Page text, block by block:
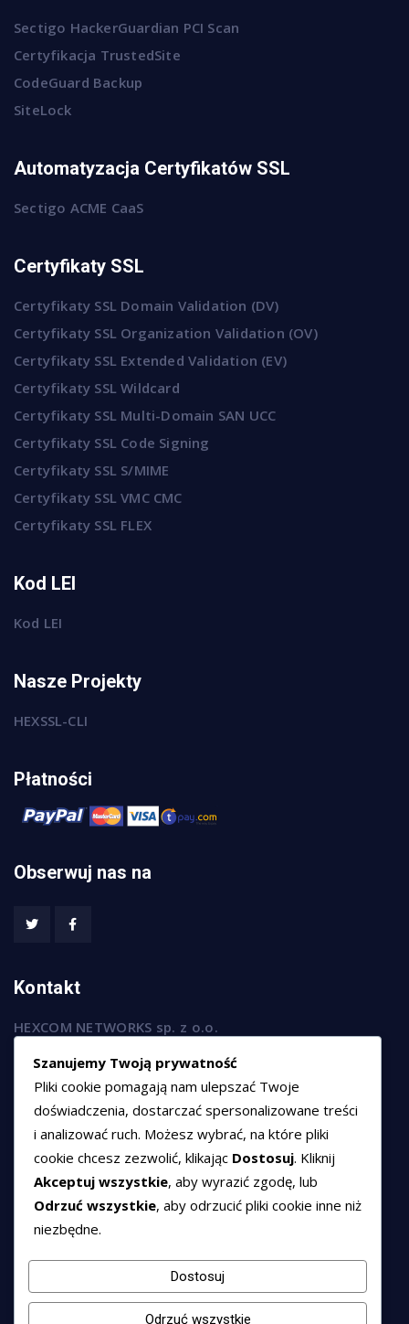
Sectigo HackerGuardian PCI Scan
Certyfikacja TrustedSite
CodeGuard Backup
SiteLock
Automatyzacja Certyfikatów SSL
Sectigo ACME CaaS
Certyfikaty SSL
Certyfikaty SSL Domain Validation (DV)
Certyfikaty SSL Organization Validation (OV)
Certyfikaty SSL Extended Validation (EV)
Certyfikaty SSL Wildcard
Certyfikaty SSL Multi-Domain SAN UCC
Certyfikaty SSL Code Signing
Certyfikaty SSL S/MIME
Certyfikaty SSL VMC CMC
Certyfikaty SSL FLEX
Kod LEI
Kod LEI
Nasze Projekty
HEXSSL-CLI
Płatności
Obserwuj nas na
Kontakt
HEXCOM NETWORKS sp. z o.o.
ul. Marsz. Józefa Piłsudskiego 74/320,
50-020 Wrocław
+48 789 594 102
sprzedaz@hexssl.pl
Dokumenty
Regulamin świadczenia usług
Polityka prywatności
Polityka cookies
Szanujemy Twoją prywatność
Pliki cookie pomagają nam ulepszać Twoje
doświadczenia, dostarczać spersonalizowane treści
i analizować ruch. Możesz wybrać, na które pliki
cookie chcesz zezwolić, klikając Dostosuj. Kliknij
Akceptuj wszystkie, aby wyrazić zgodę, lub
Odrzuć wszystkie, aby odrzucić pliki cookie inne niż
niezbędne.
Dostosuj
Odrzuć wszystkie